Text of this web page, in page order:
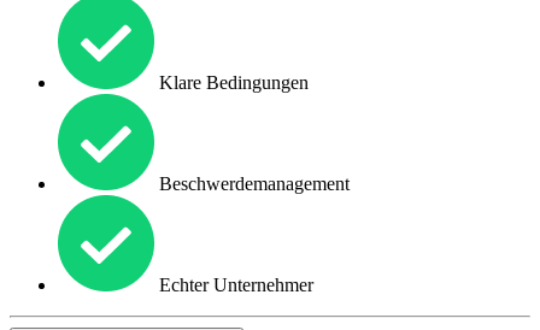
Klare Bedingungen
Beschwerdemanagement
Echter Unternehmer